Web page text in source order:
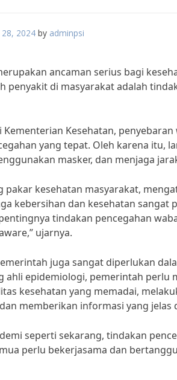
2024 by adminpsi
ancaman serius bagi
penyakit di masyarakat adalah
Kesehatan,
yang tepat. Oleh karena itu,
masker, dan menjaga
pakar kesehatan masyarakat,
kebersihan dan kesehatan
tindakan pencegahan
ujarnya.
juga sangat diperlukan
ahli epidemiologi, pemerintah
kesehatan yang memadai,
memberikan informasi yang jelas
seperti sekarang, tindakan
perlu bekerjasama dan